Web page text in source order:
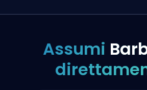
Assumi
L’ordine verrà assegnato
automaticamente a